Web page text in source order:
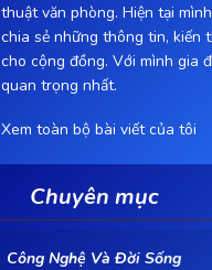
thuật văn phòng. Hiện tại
chia sẻ những thông tin, kiến
cho cộng đồng. Với mình gia
quan trọng nhất.
Xem toàn bộ bài viết của tôi
Chuyên mục
Công Nghệ Và Đời Sống